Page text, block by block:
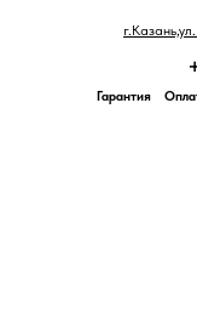
Гарантия